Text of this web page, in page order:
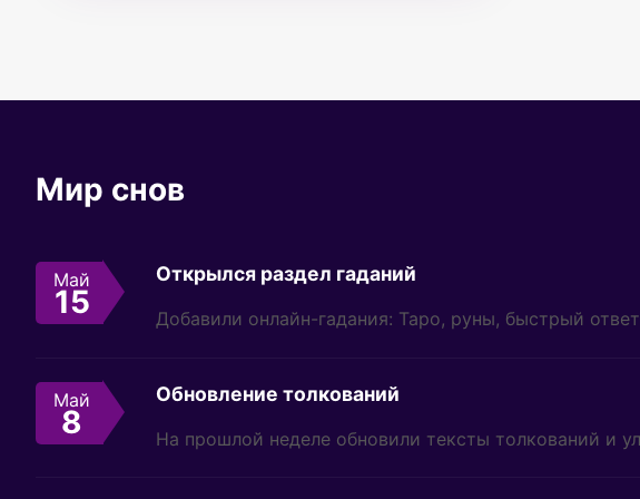
Мир снов
Май
15
Открылся раздел гаданий
Добавили онлайн-гадания: Таро, руны, быстрый
Май
8
Обновление толкований
На прошлой неделе обновили тексты толкований и